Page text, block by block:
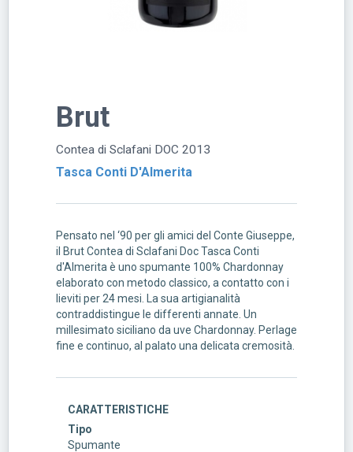
Brut
Contea di Sclafani DOC 2013
Tasca Conti D'Almerita
Pensato nel ‘90 per gli amici del Conte Giuseppe,
il Brut Contea di Sclafani Doc Tasca Conti
d'Almerita è uno spumante 100% Chardonnay
elaborato con metodo classico, a contatto con i
lieviti per 24 mesi. La sua artigianalità
contraddistingue le differenti annate. Un
millesimato siciliano da uve Chardonnay. Perlage
fine e continuo, al palato una delicata cremosità.
CARATTERISTICHE
Tipo
Spumante